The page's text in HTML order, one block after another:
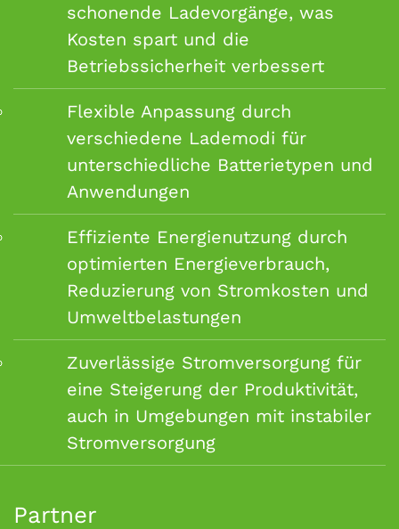
schonende Ladevorgänge, was
Kosten spart und die
Betriebssicherheit verbessert
Flexible Anpassung durch
verschiedene Lademodi für
unterschiedliche Batterietypen und
Anwendungen
Effiziente Energienutzung durch
optimierten Energieverbrauch,
Reduzierung von Stromkosten und
Umweltbelastungen
Zuverlässige Stromversorgung für
eine Steigerung der Produktivität,
auch in Umgebungen mit instabiler
Stromversorgung
Partner